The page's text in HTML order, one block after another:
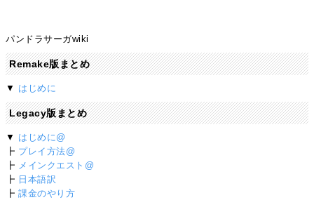
パンドラサーガwiki
Remake版まとめ
▼ はじめに
Legacy版まとめ
▼ はじめに@
┣ プレイ方法@
┣ メインクエスト@
┣ 日本語訳
┣課金のやり方